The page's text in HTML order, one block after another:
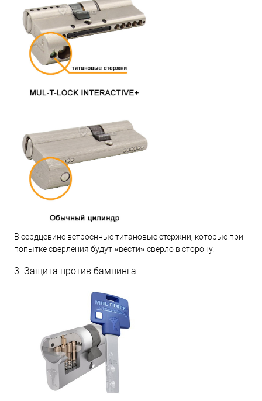
В сердцевине встроенные титановые стержни, которые при
попытке сверления будут «вести» сверло в сторону.
3. Защита против бампинга.